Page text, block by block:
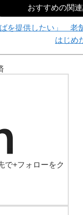
おすすめの関
を提供したい」 老
はじめ
で+フォローをク